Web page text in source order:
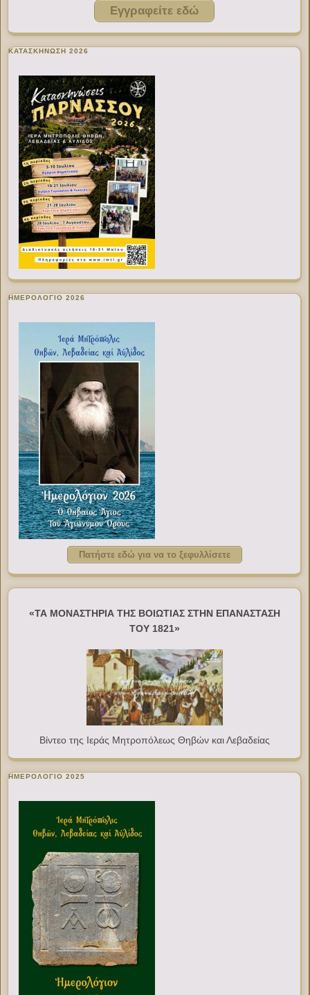
Εγγραφείτε εδώ
ΚΑΤΑΣΚΗΝΩΣΗ 2026
ΗΜΕΡΟΛΟΓΙΟ 2026
Πατήστε εδώ για να το ξεφυλλίσετε
«ΤΑ ΜΟΝΑΣΤΗΡΙΑ ΤΗΣ ΒΟΙΩΤΙΑΣ ΣΤΗΝ ΕΠΑΝΑΣΤΑΣΗ
ΤΟΥ 1821»
Βίντεο της Ιεράς Μητροπόλεως Θηβών και Λεβαδείας
ΗΜΕΡΟΛΟΓΙΟ 2025